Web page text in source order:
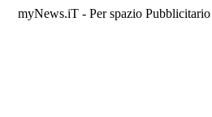
myNews.iT - Per spazio